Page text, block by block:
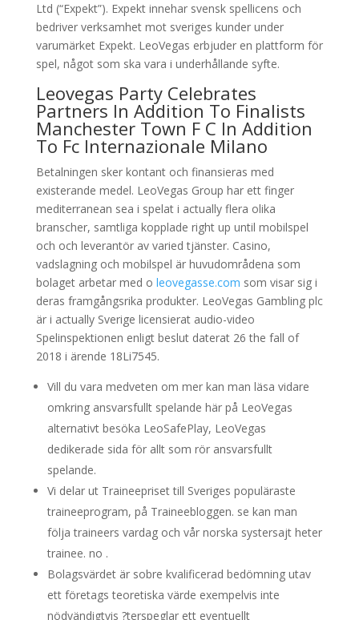
Ltd (“Expekt”). Expekt innehar svensk spellicens och
bedriver verksamhet mot sveriges kunder under
varumärket Expekt. LeoVegas erbjuder en plattform för
spel, något som ska vara i underhållande syfte.
Leovegas Party Celebrates
Partners In Addition To Finalists
Manchester Town F C In Addition
To Fc Internazionale Milano
Betalningen sker kontant och finansieras med
existerande medel. LeoVegas Group har ett finger
mediterranean sea i spelat i actually flera olika
branscher, samtliga kopplade right up until mobilspel
och och leverantör av varied tjänster. Casino,
vadslagning och mobilspel är huvudområdena som
bolaget arbetar med o leovegasse.com som visar sig i
deras framgångsrika produkter. LeoVegas Gambling plc
är i actually Sverige licensierat audio-video
Spelinspektionen enligt beslut daterat 26 the fall of
2018 i ärende 18Li7545.
Vill du vara medveten om mer kan man läsa vidare
omkring ansvarsfullt spelande här på LeoVegas
alternativt besöka LeoSafePlay, LeoVegas
dedikerade sida för allt som rör ansvarsfullt
spelande.
Vi delar ut Traineepriset till Sveriges populäraste
traineeprogram, på Traineebloggen. se kan man
följa traineers vardag och vår norska systersajt heter
trainee. no .
Bolagsvärdet är sobre kvalificerad bedömning utav
ett företags teoretiska värde exempelvis inte
nödvändigtvis ?terspeglar ett eventuellt